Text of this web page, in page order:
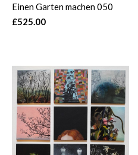
Einen Garten machen 050
£525.00